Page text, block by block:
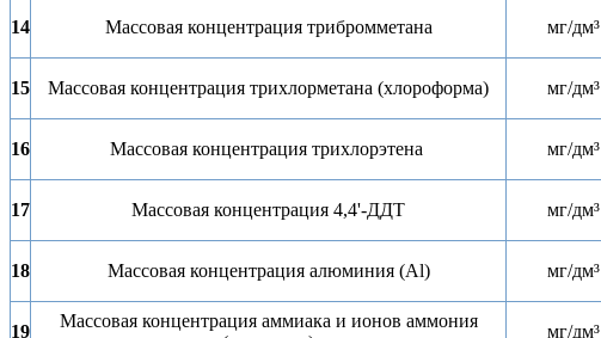
14 Масcовая концентрация трибромметана мг/дм³
15 Масcовая концентрация трихлорметана (хлороформа) мг/дм³
16 Масcовая концентрация трихлорэтена мг/дм³
17 Массовая концентрация 4,4'-ДДТ мг/дм³
18 Массовая концентрация алюминия (Al) мг/дм³
19
Массовая концентрация аммиака и ионов аммония
мг/дм³